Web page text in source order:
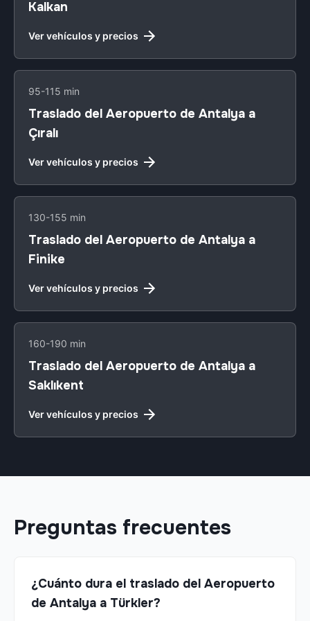
Kalkan
Ver vehículos y precios
95-115 min
Traslado del Aeropuerto de Antalya a
Çıralı
Ver vehículos y precios
130-155 min
Traslado del Aeropuerto de Antalya a
Finike
Ver vehículos y precios
160-190 min
Traslado del Aeropuerto de Antalya a
Saklıkent
Ver vehículos y precios
Preguntas frecuentes
¿Cuánto dura el traslado del Aeropuerto
de Antalya a Türkler?